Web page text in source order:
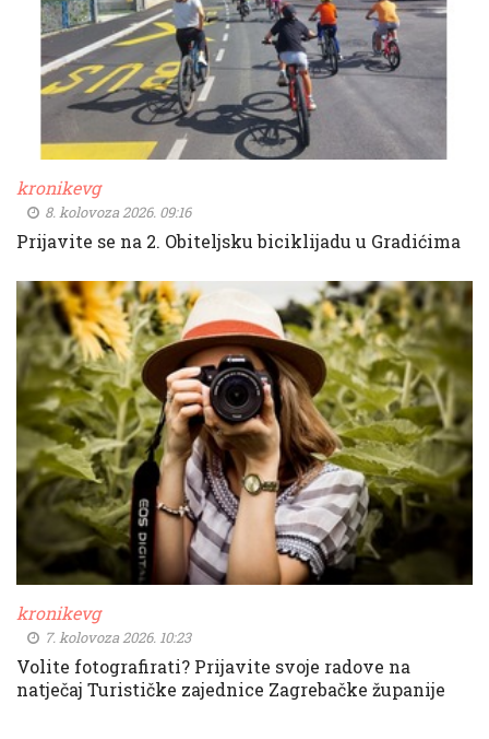
kronikevg
8. kolovoza 2026. 09:16
Prijavite se na 2. Obiteljsku biciklijadu u Gradićima
kronikevg
7. kolovoza 2026. 10:23
Volite fotografirati? Prijavite svoje radove na
natječaj Turističke zajednice Zagrebačke županije